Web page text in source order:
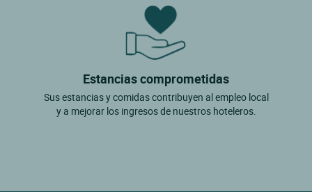
Estancias comprometidas
Sus estancias y comidas contribuyen al empleo local
y a mejorar los ingresos de nuestros hoteleros.